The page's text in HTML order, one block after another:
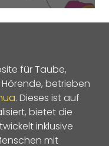
für Taube,
betrieben
. Dieses ist auf
bietet die
inklusive
mit